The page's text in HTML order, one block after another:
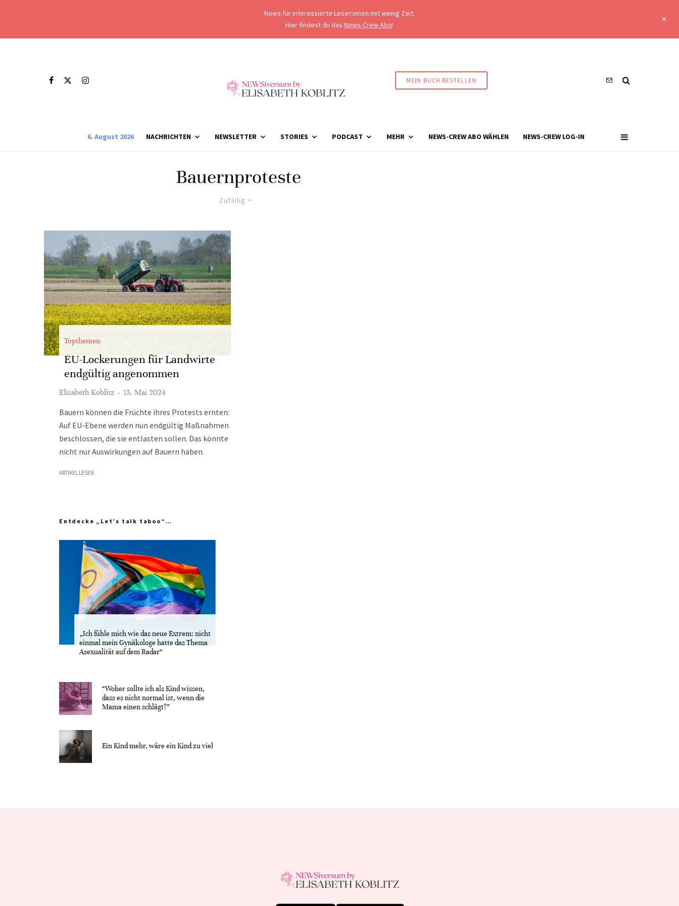
News für interessierte Leser:innen mit wenig Zeit.
Hier findest du das News-Crew Abo!
MEIN BUCH BESTELLEN
6. August 2026 NACHRICHTEN NEWSLETTER STORIES PODCAST MEHR NEWS-CREW ABO WÄHLEN NEWS-CREW LOG-IN
Bauernproteste
Zufällig
Topthemen
EU-Lockerungen für Landwirte
endgültig angenommen
Elisabeth Koblitz · 13. Mai 2024
Bauern können die Früchte ihres Protests ernten:
Auf EU-Ebene werden nun endgültig Maßnahmen
beschlossen, die sie entlasten sollen. Das könnte
nicht nur Auswirkungen auf Bauern haben.
ARTIKEL LESEN
Entdecke „Let’s talk taboo“…
„Ich fühle mich wie das neue Extrem: nicht
einmal mein Gynäkologe hatte das Thema
Asexualität auf dem Radar“
“Woher sollte ich als Kind wissen,
dass es nicht normal ist, wenn die
Mama einen schlägt?”
Ein Kind mehr, wäre ein Kind zu viel